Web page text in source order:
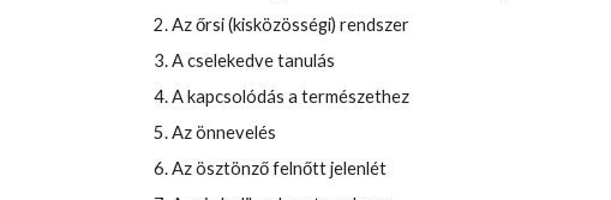
Az őrsi (kisközösségi) rendszer
A cselekedve tanulás
A kapcsolódás a természethez
Az önnevelés
Az ösztönző felnőtt jelenlét